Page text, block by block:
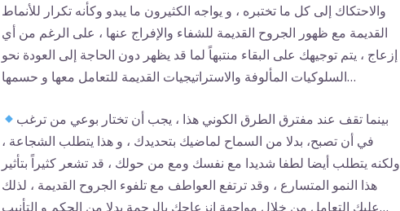
والاحتكاك إلى كل ما تختبره ، و يواجه الكثيرون ما يبدو وكأنه تكرار للأنماط
القديمة مع ظهور الجروح القديمة للشفاء والإفراج عنها ، على الرغم من أي
إزعاج ، يتم توجيهك على البقاء منتبهاً لما قد يظهر دون الحاجة إلى العودة نحو
السلوكيات المألوفة والاستراتيجيات القديمة للتعامل معها و حسمها…
بينما تقف عند مفترق الطرق الكوني هذا ، يجب أن تختار بوعي من ترغب
في أن تصبح، بدلا من السماح لماضيك بتحديدك ، و هذا يتطلب الشجاعة ،
ولكنه يتطلب أيضا لطفا شديدا مع نفسك ومع من حولك ، قد تشعر كثيراً بتأثير
هذا النمو المتسارع ، وقد ترتفع العواطف مع تلفوء الجروح القديمة ، لذلك
عليك التعامل من خلال مواجهة انزعاجك بالرحمة بدلا من الحكم و التأنيب…